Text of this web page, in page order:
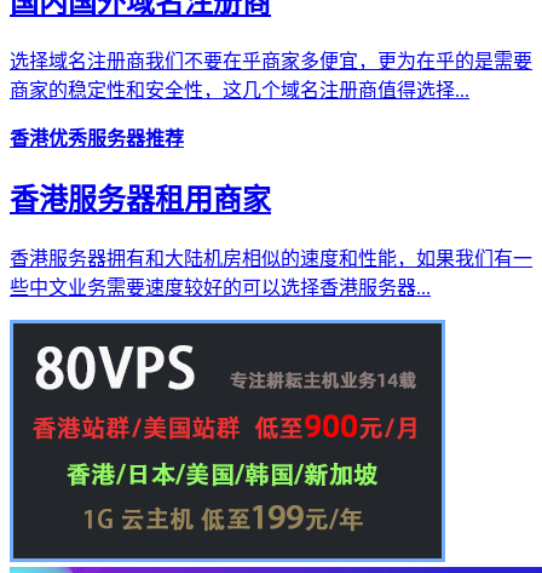
选择域名注册商我们不要在乎商家多便宜，更为在乎的是需要
商家的稳定性和安全性，这几个域名注册商值得选择...
香港优秀服务器推荐
香港服务器租用商家
香港服务器拥有和大陆机房相似的速度和性能，如果我们有一
些中文业务需要速度较好的可以选择香港服务器...